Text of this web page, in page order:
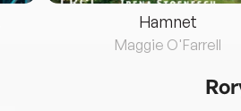
Hamnet
Maggie O'Farrell